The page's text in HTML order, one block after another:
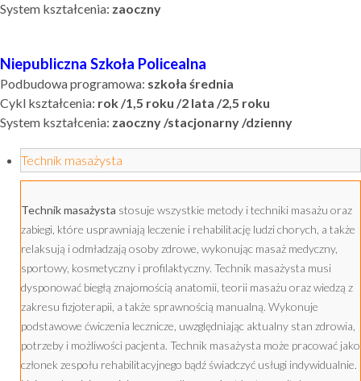
Kursy
System kształcenia: zaoczny
Niepubliczna Szkoła Policealna
Podbudowa programowa: szkoła średnia
Cykl kształcenia: rok /1,5 roku /2 lata /2,5 roku
System kształcenia: zaoczny /stacjonarny /dzienny
Technik masażysta
Technik masażysta stosuje wszystkie metody i techniki masażu oraz
zabiegi, które usprawniają leczenie i rehabilitację ludzi chorych, a także
relaksują i odmładzają osoby zdrowe, wykonując masaż medyczny,
sportowy, kosmetyczny i profilaktyczny. Technik masażysta musi
dysponować biegłą znajomością anatomii, teorii masażu oraz wiedzą z
zakresu fizjoterapii, a także sprawnością manualną. Wykonuje
podstawowe ćwiczenia lecznicze, uwzględniając aktualny stan zdrowia,
potrzeby i możliwości pacjenta. Technik masażysta może pracować jako
członek zespołu rehabilitacyjnego bądź świadczyć usługi indywidualnie.